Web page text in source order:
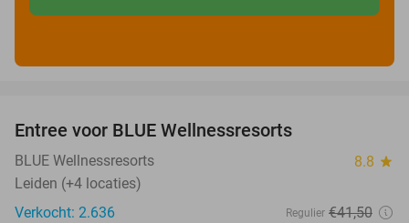
Entree voor BLUE Wellnessresorts
BLUE Wellnessresorts 8.8 star
Leiden (+4 locaties)
Verkocht: 2.636
Regulier €41,50